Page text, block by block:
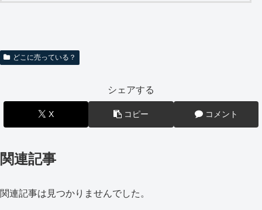
どこに売っている？
シェアする
X コピー コメント
関連記事
関連記事は見つかりませんでした。